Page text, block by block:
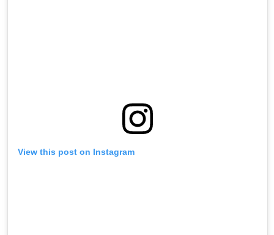
View this post on Instagram